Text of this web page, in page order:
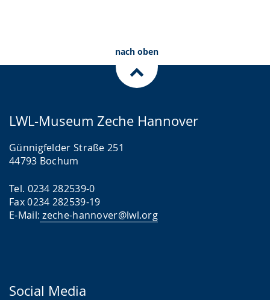
nach oben
LWL-Museum Zeche Hannover
Günnigfelder Straße 251
44793 Bochum
Tel. 0234 282539-0
Fax 0234 282539-19
E-Mail: zeche-hannover@lwl.org
Social Media